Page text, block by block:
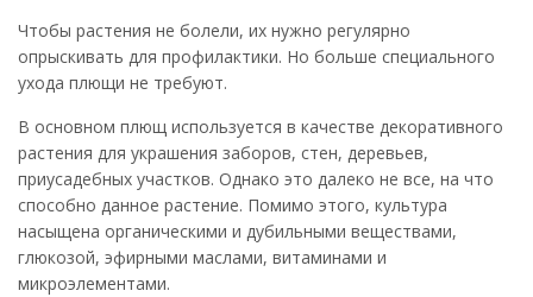
Чтобы растения не болели, их нужно регулярно
опрыскивать для профилактики. Но больше специального
ухода плющи не требуют.
В основном плющ используется в качестве декоративного
растения для украшения заборов, стен, деревьев,
приусадебных участков. Однако это далеко не все, на что
способно данное растение. Помимо этого, культура
насыщена органическими и дубильными веществами,
глюкозой, эфирными маслами, витаминами и
микроэлементами.